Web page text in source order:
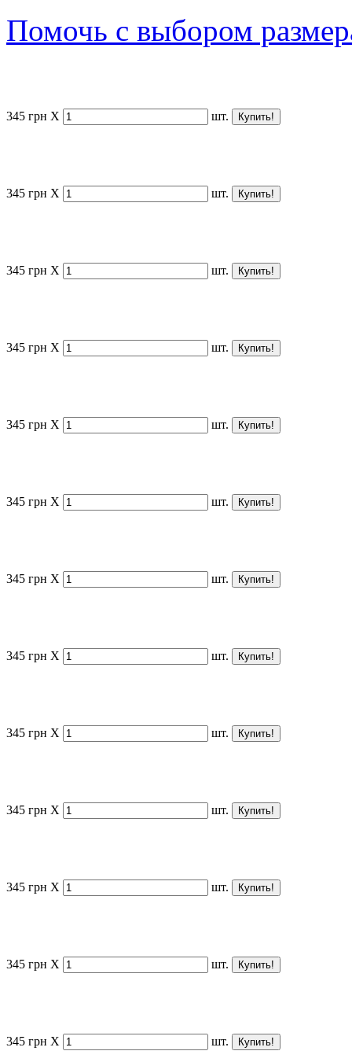
Помочь с выбором
345 грн X шт.
345 грн X шт.
345 грн X шт.
345 грн X шт.
345 грн X шт.
345 грн X шт.
345 грн X шт.
345 грн X шт.
345 грн X шт.
345 грн X шт.
345 грн X шт.
345 грн X шт.
345 грн X шт.